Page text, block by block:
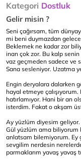
Kategori Dostluk
Gelir misin ?
Seni çağırsam, tüm
mi beni duymazdan
Beklemek ne kadar zor
inan çok zor. Bu kalp senin
vaz geçmeden sadece ve
Sana sesleniyor. Uzatma
Engin deryalara dalarken
hayal etmeye
hatırlamıyor. Hani bir an
isterdim. Fakat o akşam
Ay yüzlüm diyesim
Gül yüzlüm ama biliyorum
anlatsam bilemiyorum. Ey
sevgilim nerdesin
parmaklarım yavaş yavaş